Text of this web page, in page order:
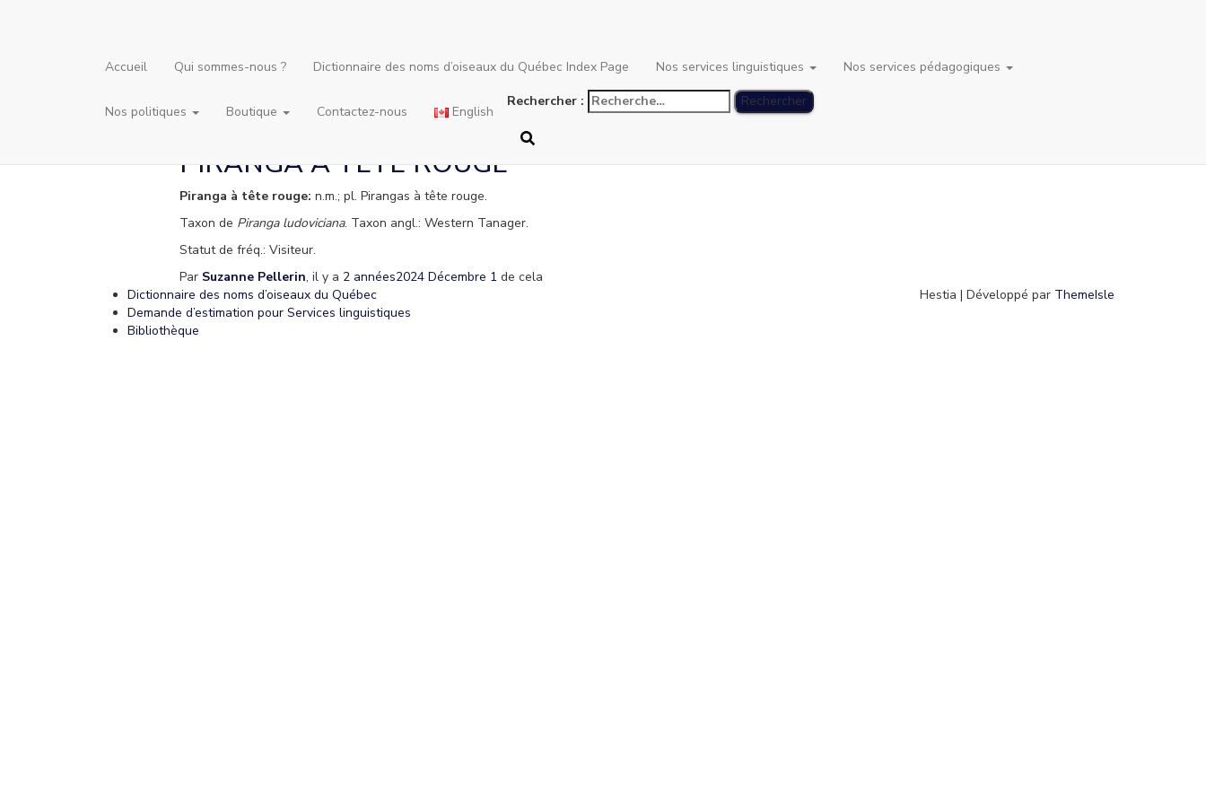
Accueil Qui sommes-nous ? Dictionnaire des noms d’oiseaux du Québec Index Page Nos services linguistiques Nos services pédagogiques
Nos politiques Boutique Contactez-nous English
Rechercher :
Piranga à tête rouge
PIRANGA À TÊTE ROUGE
Piranga à tête rouge: n.m.; pl. Pirangas à tête rouge.
Taxon de Piranga ludoviciana. Taxon angl.: Western Tanager.
Statut de fréq.: Visiteur.
Par Suzanne Pellerin, il y a 2 années2024 Décembre 1 de cela
Dictionnaire des noms d’oiseaux du Québec
Demande d’estimation pour Services linguistiques
Bibliothèque
Hestia | Développé par ThemeIsle